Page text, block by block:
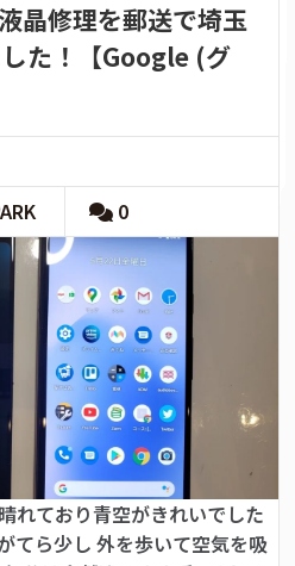
晶修理を郵送で埼玉
た！【Google (グ
0
れており青空がきれいでした
てら少し 外を歩いて空気を吸